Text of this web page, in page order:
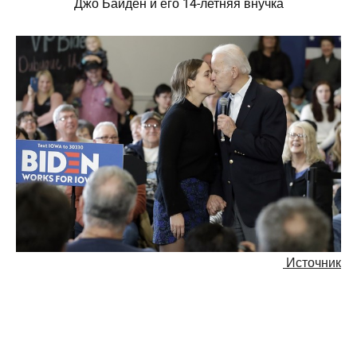
Джо Байден и его 14-летняя внучка
Источник